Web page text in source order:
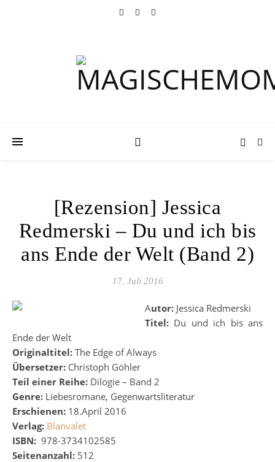
[Rezension] Jessica
Redmerski – Du und ich bis
ans Ende der Welt (Band 2)
17. Juli 2016
Autor: Jessica Redmerski
Titel: Du und ich bis ans
Ende der Welt
Originaltitel: The Edge of Always
Übersetzer: Christoph Göhler
Teil einer Reihe: Dilogie – Band 2
Genre: Liebesromane, Gegenwartsliteratur
Erschienen: 18.April 2016
Verlag: Blanvalet
ISBN: 978-3734102585
Seitenanzahl: 512